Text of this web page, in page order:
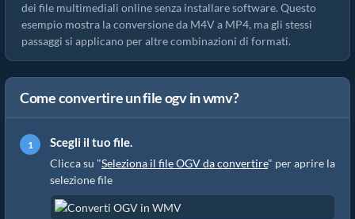
dei file multimediali online senza installare software. Questo
esempio mostra la conversione da M4V a MP4, ma gli stessi
passaggi si applicano per altre combinazioni di formati.
Come convertire un file ogv in wmv?
Scegli il tuo file.
Clicca su "Seleziona il file OGV da convertire" per aprire la
selezione file